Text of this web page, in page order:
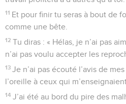
11 Et pour finir tu seras à bout de
comme une bête.
12 Tu diras : « Hélas, je n’ai pas
n’ai pas voulu accepter les
13 Je n’ai pas écouté l’avis de
l’oreille à ceux qui
14 J’ai été au bord du pire des